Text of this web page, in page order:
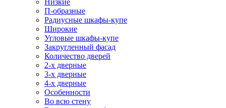
Низкие
П-образные
Радиусные шкафы-купе
Широкие
Угловые шкафы-купе
Закругленный фасад
Количество дверей
2-х дверные
3-х дверные
4-х дверные
Особенности
Во всю стену